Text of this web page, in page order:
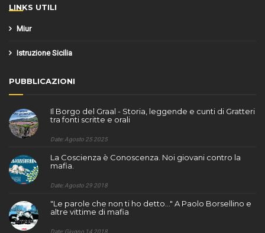
LINKS UTILI
Miur
Istruzione Sicilia
PUBBLICAZIONI
Il Borgo del Graal - Storia, leggende e cunti di Gratteri
tra fonti scritte e orali
Date: Agosto 25 2025
La Coscienza è Conoscenza. Noi giovani contro la
mafia.
Date: Agosto 29 2018
"Le parole che non ti ho detto..." A Paolo Borsellino e
altre vittime di mafia
Date: Giugno 14 2018